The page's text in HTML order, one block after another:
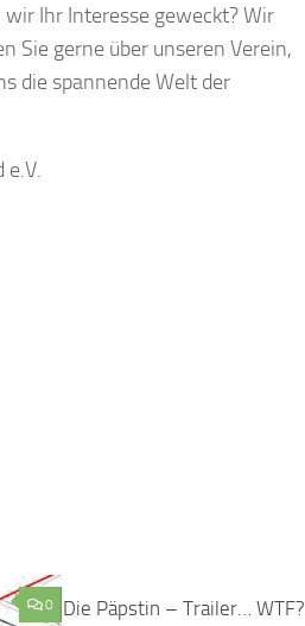
wir Ihr Interesse geweckt? Wir
Sie gerne über unseren Verein,
die spannende Welt der
e.V.
0 Die Päpstin – Trailer… WTF?